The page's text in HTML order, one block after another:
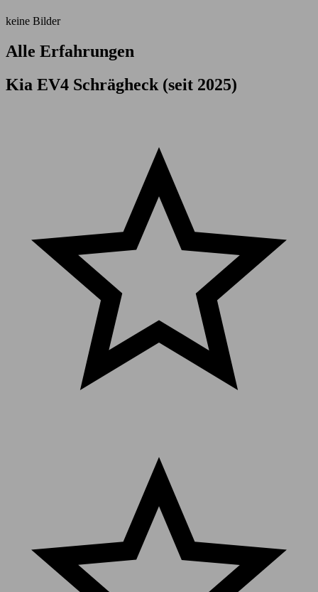
keine Bilder
Alle Erfahrungen
Kia EV4 Schrägheck (seit 2025)